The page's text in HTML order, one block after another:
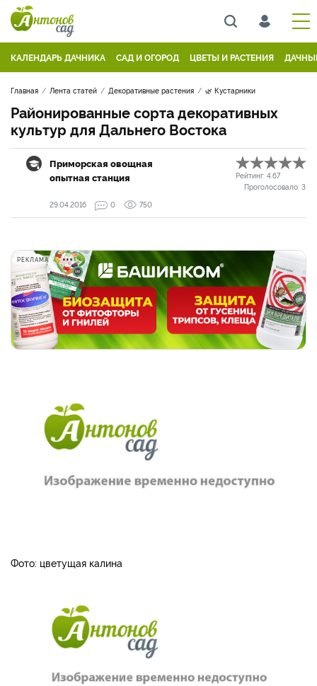
КАЛЕНДАРЬ ДАЧНИКА САД И ОГОРОД ЦВЕТЫ И РАСТЕНИЯ
Главная Лента статей Декоративные растения 🌿 Кустарники
Районированные сорта декоративных
культур для Дальнего Востока
Приморская овощная
опытная станция
Рейтинг: 4.67
Проголосовало: 3
29.04.2016
0 750
РЕКЛАМА
Фото: цветущая калина